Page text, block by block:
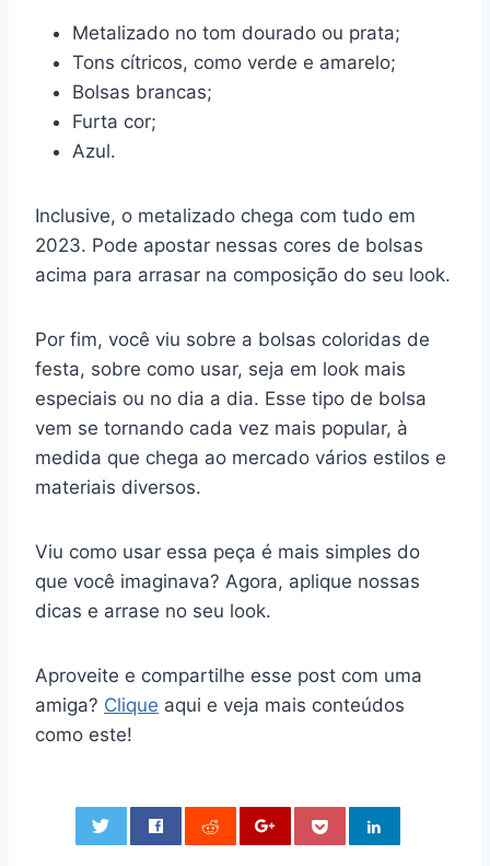
Metalizado no tom dourado ou prata;
Tons cítricos, como verde e amarelo;
Bolsas brancas;
Furta cor;
Azul.
Inclusive, o metalizado chega com tudo em
2023. Pode apostar nessas cores de bolsas
acima para arrasar na composição do seu look.
Por fim, você viu sobre a bolsas coloridas de
festa, sobre como usar, seja em look mais
especiais ou no dia a dia. Esse tipo de bolsa
vem se tornando cada vez mais popular, à
medida que chega ao mercado vários estilos e
materiais diversos.
Viu como usar essa peça é mais simples do
que você imaginava? Agora, aplique nossas
dicas e arrase no seu look.
Aproveite e compartilhe esse post com uma
amiga? Clique aqui e veja mais conteúdos
como este!